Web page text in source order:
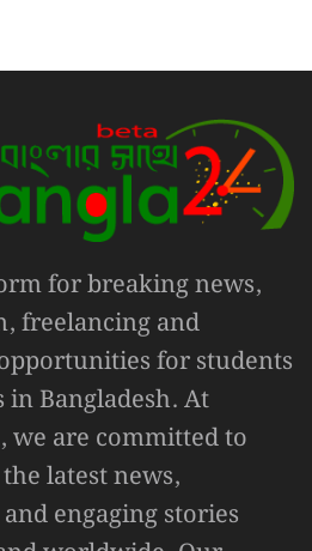
for breaking news,
freelancing and
for students
Bangladesh. At
we are committed to
latest news,
engaging stories